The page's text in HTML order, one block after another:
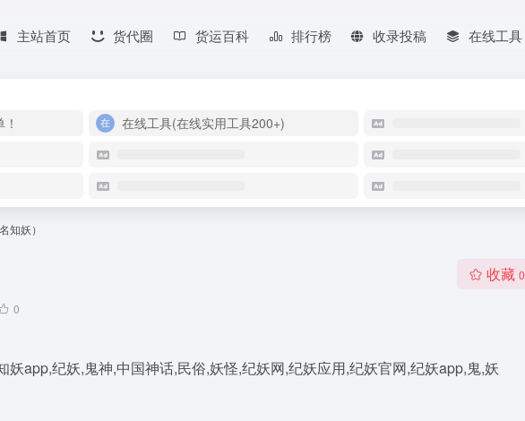
主站首页 货代圈 货运百科 排行榜 收录投稿 在线工具
在线工具(在线实用工具200+)
知妖）
0
收藏 0
妖app,纪妖,鬼神,中国神话,民俗,妖怪,纪妖网,纪妖应用,纪妖官网,纪妖app,鬼,妖